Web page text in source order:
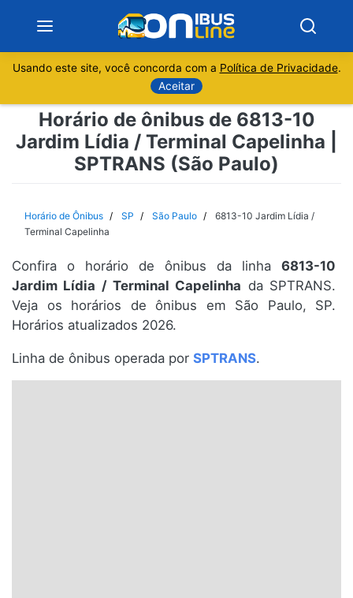
Sobre
Minas Gerais
Espírito Santo
Paraná
Santa Catarina
Usando este site, você concorda com a Política de Privacidade.
Aceitar
Horário de ônibus de 6813-10
Jardim Lídia / Terminal Capelinha |
SPTRANS (São Paulo)
Horário de Ônibus SP São Paulo
6813-10 Jardim Lídia /
Terminal Capelinha
Confira o horário de ônibus da linha 6813-10
Jardim Lídia / Terminal Capelinha da SPTRANS.
Veja os horários de ônibus em São Paulo, SP.
Horários atualizados 2026.
Linha de ônibus operada por SPTRANS.